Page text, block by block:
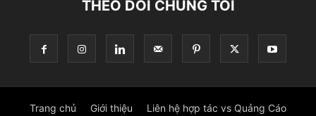
THEO DÕI CHÚNG TÔI
Trang chủ Giới thiệu Liên hệ hợp tác vs Quảng Cáo